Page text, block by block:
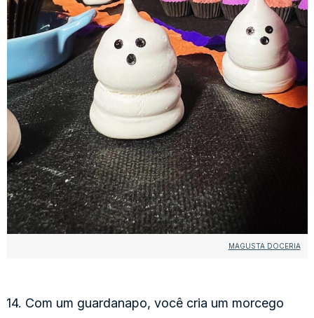
MAGUSTA DOCERIA
14. Com um guardanapo, você cria um morcego